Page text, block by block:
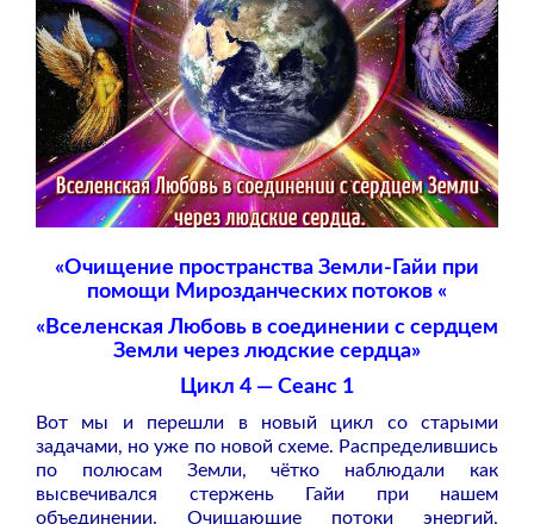
«Очищение пространства Земли-Гайи при
помощи Мирозданческих потоков «
«Вселенская Любовь в соединении с сердцем
Земли через людские сердца»
Цикл 4 — Сеанс 1
Вот мы и перешли в новый цикл со старыми
задачами, но уже по новой схеме. Распределившись
по полюсам Земли, чётко наблюдали как
высвечивался стержень Гайи при нашем
объединении. Очищающие потоки энергий,